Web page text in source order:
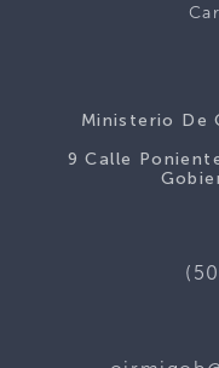
Ministerio De
9 Calle